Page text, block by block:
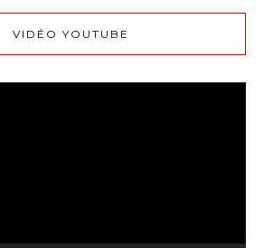
VIDÉO YOUTUBE